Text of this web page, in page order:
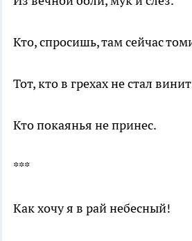
Кто, спросишь, там сейчас
Тот, кто в грехах не стал
Кто покаянья не принес.
***
Как хочу я в рай небесный!